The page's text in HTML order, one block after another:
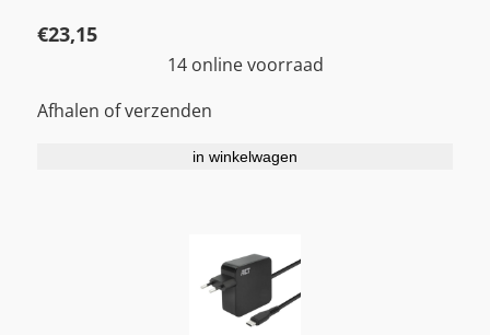
€23,15
14 online voorraad
Afhalen of verzenden
in winkelwagen